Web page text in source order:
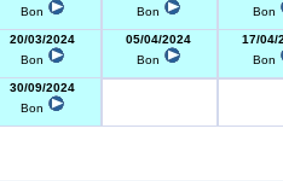
Bon
Bon
Bon
20/03/2024
Bon
05/04/2024
Bon
17/04/
Bon
30/09/2024
Bon